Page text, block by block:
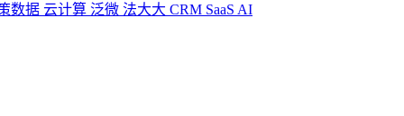
数据 云计算 泛微 法大大 CRM SaaS AI